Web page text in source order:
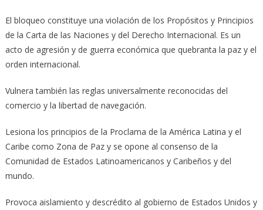
El bloqueo constituye una violación de los Propósitos y Principios
de la Carta de las Naciones y del Derecho Internacional. Es un
acto de agresión y de guerra económica que quebranta la paz y el
orden internacional.
Vulnera también las reglas universalmente reconocidas del
comercio y la libertad de navegación.
Lesiona los principios de la Proclama de la América Latina y el
Caribe como Zona de Paz y se opone al consenso de la
Comunidad de Estados Latinoamericanos y Caribeños y del
mundo.
Provoca aislamiento y descrédito al gobierno de Estados Unidos y